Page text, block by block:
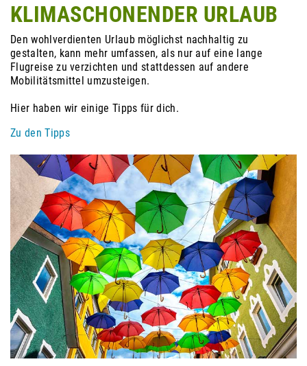
KLIMASCHONENDER URLAUB
Den wohlverdienten Urlaub möglichst nachhaltig zu
gestalten, kann mehr umfassen, als nur auf eine lange
Flugreise zu verzichten und stattdessen auf andere
Mobilitätsmittel umzusteigen.
Hier haben wir einige Tipps für dich.
Zu den Tipps